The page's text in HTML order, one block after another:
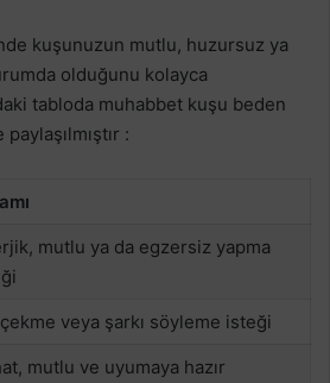
kuşunuzun mutlu, huzursuz ya
olduğunu kolayca
tabloda muhabbet kuşu beden
:
mutlu ya da egzersiz yapma
veya şarkı söyleme isteği
mutlu ve uyumaya hazır